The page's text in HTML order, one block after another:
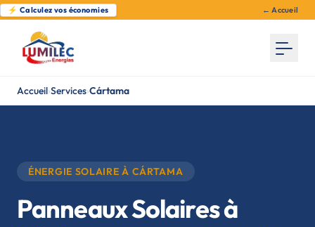
⚡ Calculez vos économies ← Accueil
Accueil›Services›Cártama
ÉNERGIE SOLAIRE À CÁRTAMA
Panneaux Solaires à